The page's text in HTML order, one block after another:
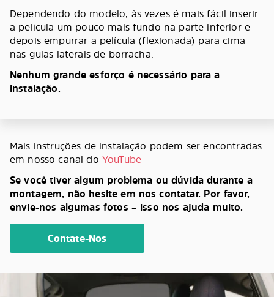
Dependendo do modelo, às vezes é mais fácil inserir
a película um pouco mais fundo na parte inferior e
depois empurrar a película (flexionada) para cima
nas guias laterais de borracha.
Nenhum grande esforço é necessário para a
instalação.
Mais instruções de instalação podem ser encontradas
em nosso canal do YouTube
Se você tiver algum problema ou dúvida durante a
montagem, não hesite em nos contatar. Por favor,
envie-nos algumas fotos – isso nos ajuda muito.
Contate-Nos